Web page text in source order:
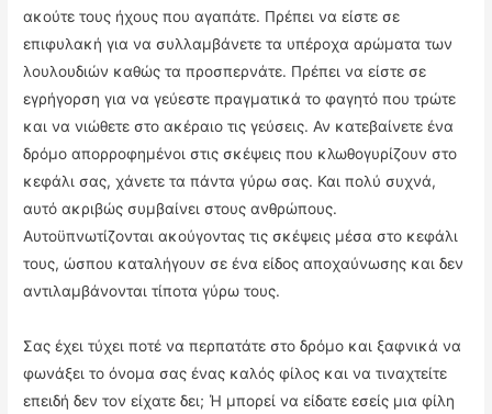
ακούτε τους ήχους που αγαπάτε. Πρέπει να είστε σε
επιφυλακή για να συλλαμβάνετε τα υπέροχα αρώματα των
λουλουδιών καθώς τα προσπερνάτε. Πρέπει να είστε σε
εγρήγορση για να γεύεστε πραγματικά το φαγητό που τρώτε
και να νιώθετε στο ακέραιο τις γεύσεις. Αν κατεβαίνετε ένα
δρόμο απορροφημένοι στις σκέψεις που κλωθογυρίζουν στο
κεφάλι σας, χάνετε τα πάντα γύρω σας. Και πολύ συχνά,
αυτό ακριβώς συμβαίνει στους ανθρώπους.
Αυτοϋπνωτίζονται ακούγοντας τις σκέψεις μέσα στο κεφάλι
τους, ώσπου καταλήγουν σε ένα είδος αποχαύνωσης και δεν
αντιλαμβάνονται τίποτα γύρω τους.
Σας έχει τύχει ποτέ να περπατάτε στο δρόμο και ξαφνικά να
φωνάξει το όνομα σας ένας καλός φίλος και να τιναχτείτε
επειδή δεν τον είχατε δει; Ή μπορεί να είδατε εσείς μια φίλη